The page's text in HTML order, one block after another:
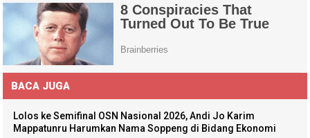
BACA JUGA
Lolos ke Semifinal OSN Nasional 2026, Andi Jo Karim
Mappatunru Harumkan Nama Soppeng di Bidang Ekonomi